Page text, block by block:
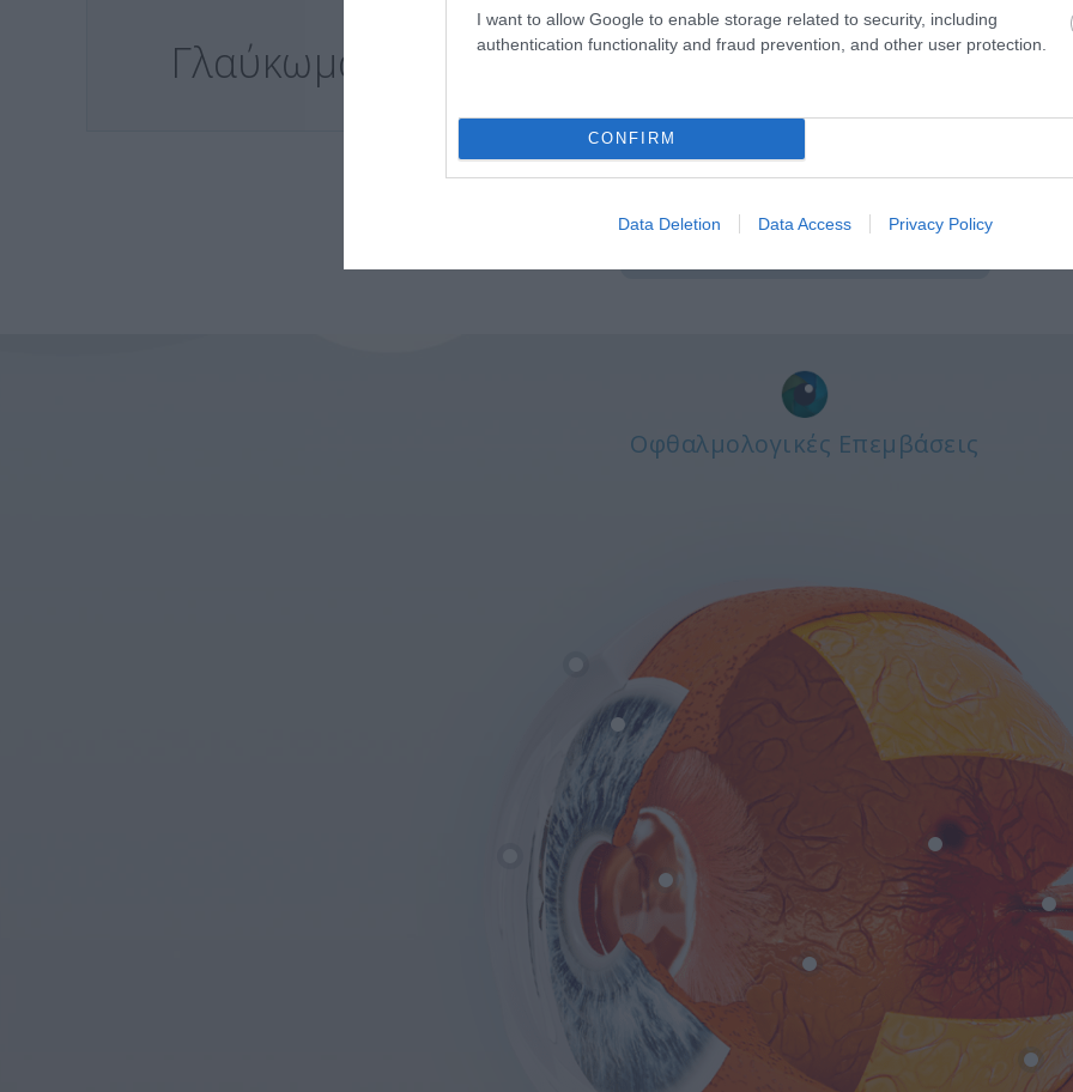
I want to allow Google to enable storage related to security, including
authentication functionality and fraud prevention, and other user protection.
CONFIRM
Data Deletion Data Access Privacy Policy
Γλαύκωμα Ωχρά Κηλίδα Διπλωπία
Οφθαλμολογικές Επεμβάσεις
Βλέφαρα
Ωχρά
Κερατοειδής